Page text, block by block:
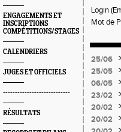
ENGAGEMENTS ET
INSCRIPTIONS
COMPÉTITIONS/STAGES
CALENDRIERS
JUGES ET OFFICIELS
----------------------------
RÉSULTATS
Login
Mot de
25/06
25/05
06/05
23/02
20/02
20/02